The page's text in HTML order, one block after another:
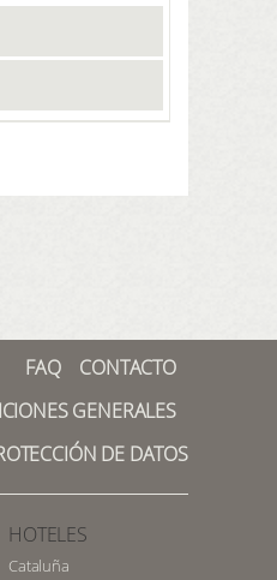
FAQ
CONTACTO
GENERALES
DE DATOS
HOTELES
Cataluña